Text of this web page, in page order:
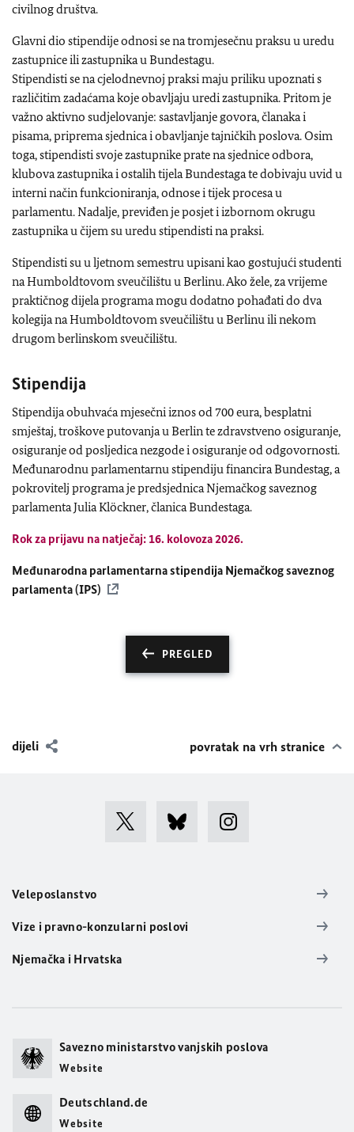
civilnog društva.
Glavni dio stipendije odnosi se na tromjesečnu praksu u uredu
zastupnice ili zastupnika u Bundestagu.
Stipendisti se na cjelodnevnoj praksi maju priliku upoznati s
različitim zadaćama koje obavljaju uredi zastupnika. Pritom je
važno aktivno sudjelovanje: sastavljanje govora, članaka i
pisama, priprema sjednica i obavljanje tajničkih poslova. Osim
toga, stipendisti svoje zastupnike prate na sjednice odbora,
klubova zastupnika i ostalih tijela Bundestaga te dobivaju uvid u
interni način funkcioniranja, odnose i tijek procesa u
parlamentu. Nadalje, previđen je posjet i izbornom okrugu
zastupnika u čijem su uredu stipendisti na praksi.
Stipendisti su u ljetnom semestru upisani kao gostujući studenti
na Humboldtovom sveučilištu u Berlinu. Ako žele, za vrijeme
praktičnog dijela programa mogu dodatno pohađati do dva
kolegija na Humboldtovom sveučilištu u Berlinu ili nekom
drugom berlinskom sveučilištu.
Stipendija
Stipendija obuhvaća mjesečni iznos od 700 eura, besplatni
smještaj, troškove putovanja u Berlin te zdravstveno osiguranje,
osiguranje od posljedica nezgode i osiguranje od odgovornosti.
Međunarodnu parlamentarnu stipendiju financira Bundestag, a
pokrovitelj programa je predsjednica Njemačkog saveznog
parlamenta Julia Klöckner, članica Bundestaga.
Rok za prijavu na natječaj: 16. kolovoza 2026.
Međunarodna parlamentarna stipendija Njemačkog saveznog
parlamenta (IPS)
PREGLED
dijeli povratak na vrh stranice
Veleposlanstvo
Vize i pravno-konzularni poslovi
Njemačka i Hrvatska
Savezno ministarstvo vanjskih poslova
Website
Deutschland.de
Website